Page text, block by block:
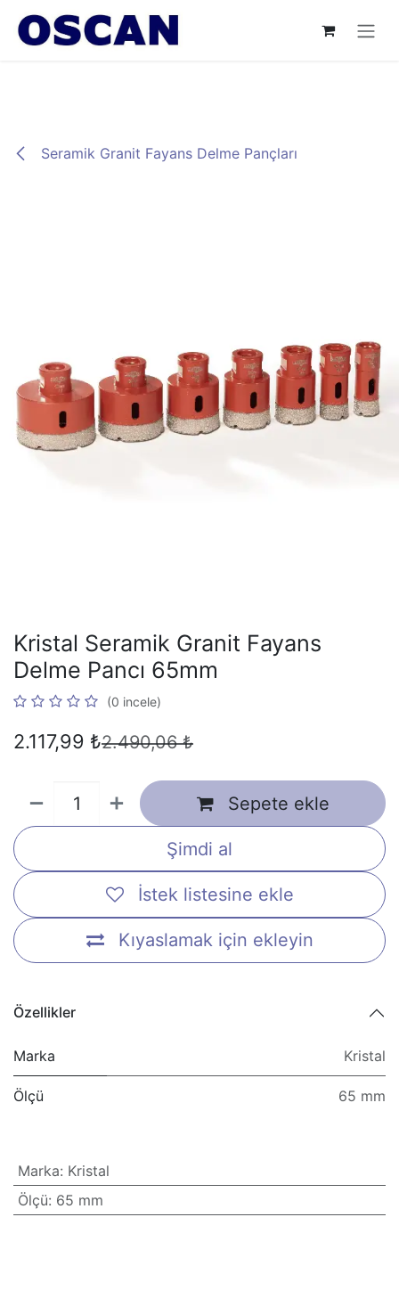
İçereği Atla
Seramik Granit Fayans Delme Pançları
Kristal Seramik Granit Fayans
Delme Pancı 65mm
(0 incele)
2.117,99 ₺2.490,06₺
Sepete ekle
Şimdi al
Kıyaslamak için ekleyin
İstek listesine ekle
Özellikler
Marka Kristal
Ölçü 65 mm
Marka: Kristal
Ölçü: 65 mm